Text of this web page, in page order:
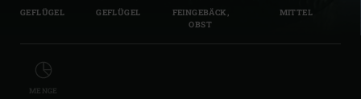
GEFLÜGEL GEFLÜGEL
FEINGEBÄCK,
OBST
MITTEL
MENGE